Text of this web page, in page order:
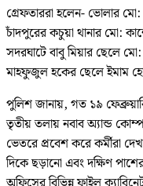
গ্রেফতাররা হলেন- ভোলার
চাঁদপুরের কচুয়া থানার মো:
সদরঘাটে বাবু মিয়ার ছেলে
মাহফুজুল হকের ছেলে ইমাম
পুলিশ জানায়, গত ১৯
তৃতীয় তলায় নবাব অ্যান্ড
ভেতরে প্রবেশ করে কর্মীরা
দিকে ছড়ানো এবং দক্ষিণ